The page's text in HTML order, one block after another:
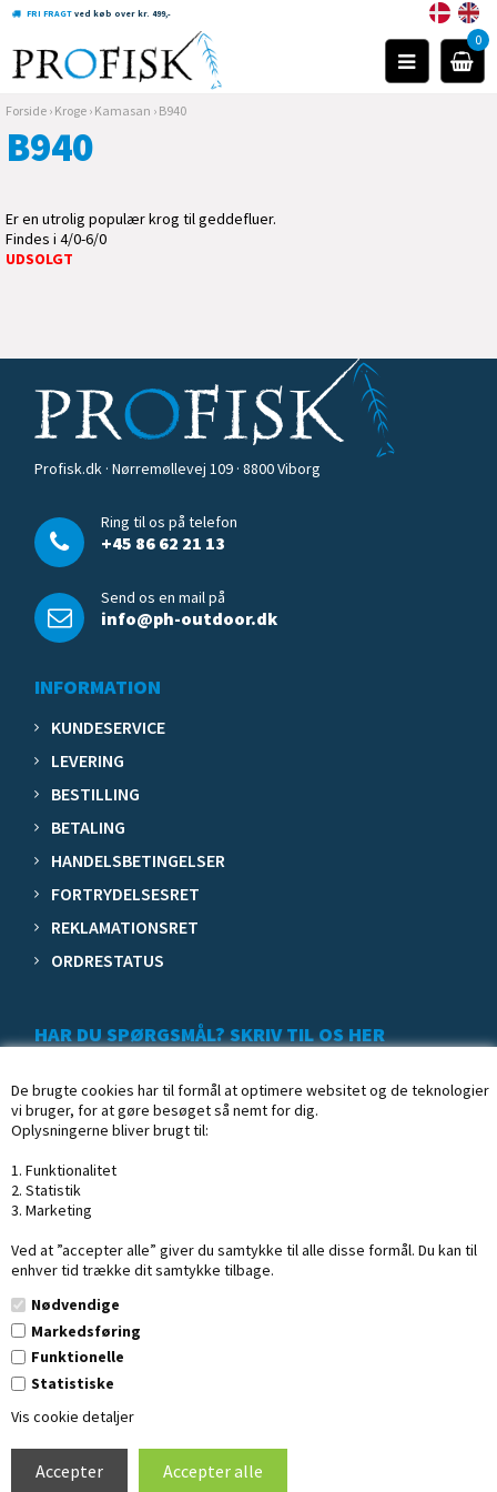
De brugte cookies har til formål at optimere websitet og de teknologier
vi bruger, for at gøre besøget så nemt for dig.
Oplysningerne bliver brugt til:
1. Funktionalitet
2. Statistik
3. Marketing
Ved at ”accepter alle” giver du samtykke til alle disse formål. Du kan til
enhver tid trække dit samtykke tilbage.
Nødvendige
Markedsføring
Funktionelle
Statistiske
Vis cookie detaljer
FRI FRAGT ved køb over kr. 499,-
0
Forside › Kroge › Kamasan › B940
B940
Er en utrolig populær krog til geddefluer.
Findes i 4/0-6/0
UDSOLGT
Profisk.dk · Nørremøllevej 109 · 8800 Viborg
Ring til os på telefon
+45 86 62 21 13
Send os en mail på
info@ph-outdoor.dk
INFORMATION
KUNDESERVICE
LEVERING
BESTILLING
BETALING
HANDELSBETINGELSER
FORTRYDELSESRET
REKLAMATIONSRET
ORDRESTATUS
HAR DU SPØRGSMÅL? SKRIV TIL OS HER
Design af Dandodesign